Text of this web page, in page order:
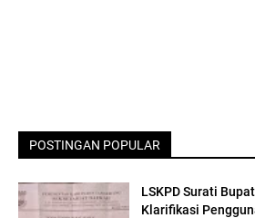
POSTINGAN POPULAR
LSKPD Surati
Klarifikasi